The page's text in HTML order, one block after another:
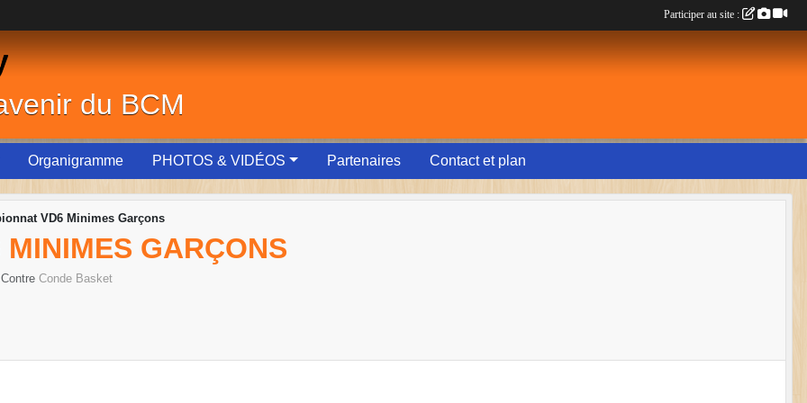
du BCM
Organigramme PHOTOS & VIDÉOS Partenaires Contact et plan
VD6 Minimes Garçons
GARÇONS
Conde Basket
Participer au site :